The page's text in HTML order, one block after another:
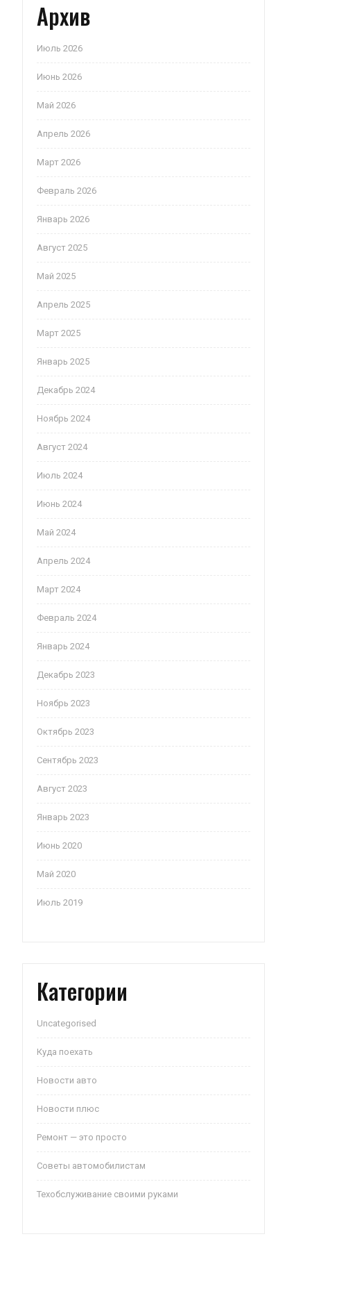
Архив
Июль 2026
Июнь 2026
Май 2026
Апрель 2026
Март 2026
Февраль 2026
Январь 2026
Август 2025
Май 2025
Апрель 2025
Март 2025
Январь 2025
Декабрь 2024
Ноябрь 2024
Август 2024
Июль 2024
Июнь 2024
Май 2024
Апрель 2024
Март 2024
Февраль 2024
Январь 2024
Декабрь 2023
Ноябрь 2023
Октябрь 2023
Сентябрь 2023
Август 2023
Январь 2023
Июнь 2020
Май 2020
Июль 2019
Категории
Uncategorised
Куда поехать
Новости авто
Новости плюс
Ремонт — это просто
Советы автомобилистам
Техобслуживание своими руками